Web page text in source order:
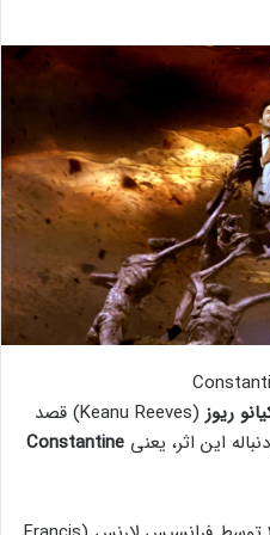
ریوز
(Keanu Reeves) قصد
این اثر، یعنی Constantine